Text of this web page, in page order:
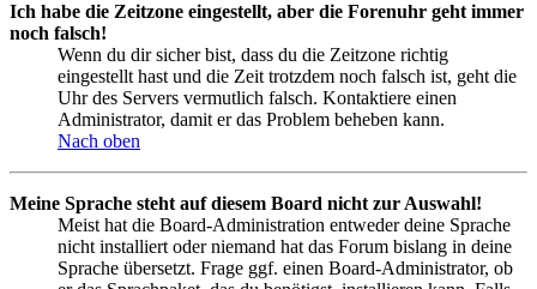
Ich habe die Zeitzone eingestellt, aber die Forenuhr geht immer
noch falsch!
Wenn du dir sicher bist, dass du die Zeitzone richtig
eingestellt hast und die Zeit trotzdem noch falsch ist, geht die
Uhr des Servers vermutlich falsch. Kontaktiere einen
Administrator, damit er das Problem beheben kann.
Nach oben
Meine Sprache steht auf diesem Board nicht zur Auswahl!
Meist hat die Board-Administration entweder deine Sprache
nicht installiert oder niemand hat das Forum bislang in deine
Sprache übersetzt. Frage ggf. einen Board-Administrator, ob